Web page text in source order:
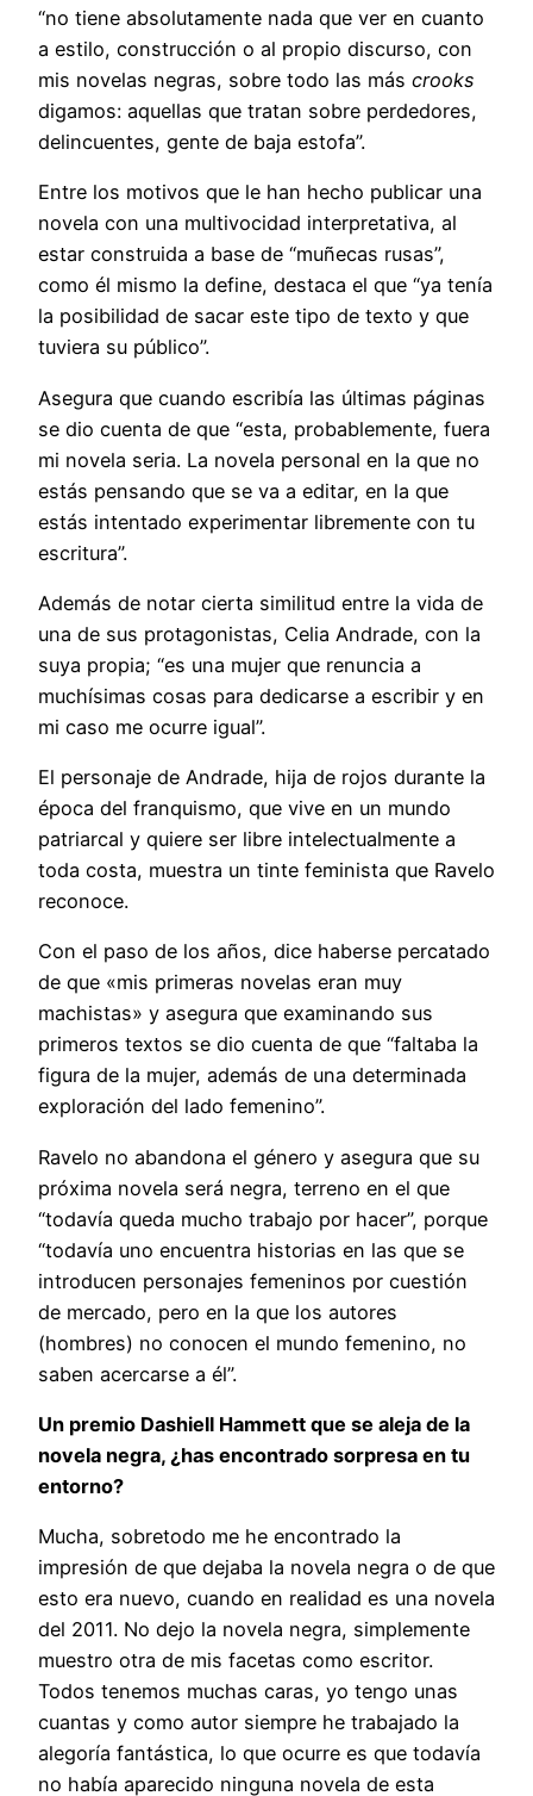
“no tiene absolutamente nada que ver en cuanto
a estilo, construcción o al propio discurso, con
mis novelas negras, sobre todo las más crooks
digamos: aquellas que tratan sobre perdedores,
delincuentes, gente de baja estofa”.
Entre los motivos que le han hecho publicar una
novela con una multivocidad interpretativa, al
estar construida a base de “muñecas rusas”,
como él mismo la define, destaca el que “ya tenía
la posibilidad de sacar este tipo de texto y que
tuviera su público”.
Asegura que cuando escribía las últimas páginas
se dio cuenta de que “esta, probablemente, fuera
mi novela seria. La novela personal en la que no
estás pensando que se va a editar, en la que
estás intentado experimentar libremente con tu
escritura”.
Además de notar cierta similitud entre la vida de
una de sus protagonistas, Celia Andrade, con la
suya propia; “es una mujer que renuncia a
muchísimas cosas para dedicarse a escribir y en
mi caso me ocurre igual”.
El personaje de Andrade, hija de rojos durante la
época del franquismo, que vive en un mundo
patriarcal y quiere ser libre intelectualmente a
toda costa, muestra un tinte feminista que Ravelo
reconoce.
Con el paso de los años, dice haberse percatado
de que «mis primeras novelas eran muy
machistas» y asegura que examinando sus
primeros textos se dio cuenta de que “faltaba la
figura de la mujer, además de una determinada
exploración del lado femenino”.
Ravelo no abandona el género y asegura que su
próxima novela será negra, terreno en el que
“todavía queda mucho trabajo por hacer”, porque
“todavía uno encuentra historias en las que se
introducen personajes femeninos por cuestión
de mercado, pero en la que los autores
(hombres) no conocen el mundo femenino, no
saben acercarse a él”.
Un premio Dashiell Hammett que se aleja de la
novela negra, ¿has encontrado sorpresa en tu
entorno?
Mucha, sobretodo me he encontrado la
impresión de que dejaba la novela negra o de que
esto era nuevo, cuando en realidad es una novela
del 2011. No dejo la novela negra, simplemente
muestro otra de mis facetas como escritor.
Todos tenemos muchas caras, yo tengo unas
cuantas y como autor siempre he trabajado la
alegoría fantástica, lo que ocurre es que todavía
no había aparecido ninguna novela de esta